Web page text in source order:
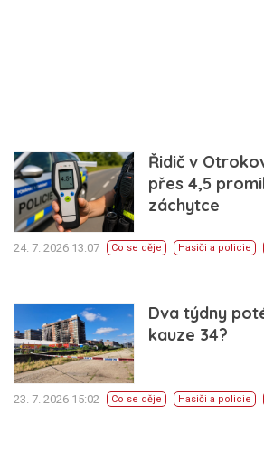
Řidič v
přes 4,5
záchytce
24. 7. 2026 13:07 Co se děje Hasiči a policie
Dva týdny
kauze 34?
23. 7. 2026 15:02 Co se děje Hasiči a policie